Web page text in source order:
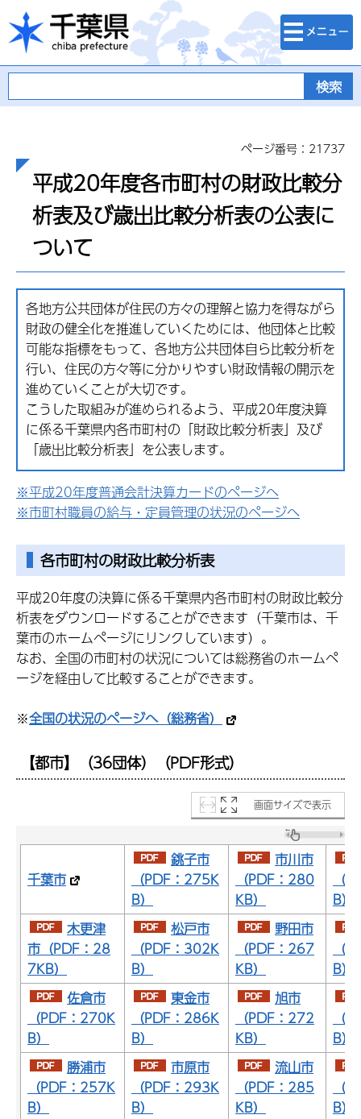
千葉県
検索・メニュ
ー
ページ番号：21737
平成20年度各市町村の財政比較分
析表及び歳出比較分析表の公表に
ついて
各地方公共団体が住民の方々の理解と協力を得ながら
財政の健全化を推進していくためには、他団体と比較
可能な指標をもって、各地方公共団体自ら比較分析を
行い、住民の方々等に分かりやすい財政情報の開示を
進めていくことが大切です。
こうした取組みが進められるよう、平成20年度決算
に係る千葉県内各市町村の「財政比較分析表」及び
「歳出比較分析表」を公表します。
※平成20年度普通会計決算カードのページへ
※市町村職員の給与・定員管理の状況のページへ
各市町村の財政比較分析表
平成20年度の決算に係る千葉県内各市町村の財政比較分
析表をダウンロードすることができます（千葉市は、千
葉市のホームページにリンクしています）。
なお、全国の市町村の状況については総務省のホームペ
ージを経由して比較することができます。
※全国の状況のページへ（総務省）
【都市】（36団体）（PDF形式）
画面サイズで表示
千葉市
銚子市
（PDF：275K
B）
市川市
（PDF：280
KB）
（
B）
木更津
市（PDF：28
7KB）
松戸市
（PDF：302K
B）
野田市
（PDF：267
KB）
（
B）
佐倉市
（PDF：270K
B）
東金市
（PDF：286K
B）
旭市
（PDF：272
KB）
（
B）
勝浦市
（PDF：257K
B）
市原市
（PDF：293K
B）
流山市
（PDF：285
KB）
（
B）